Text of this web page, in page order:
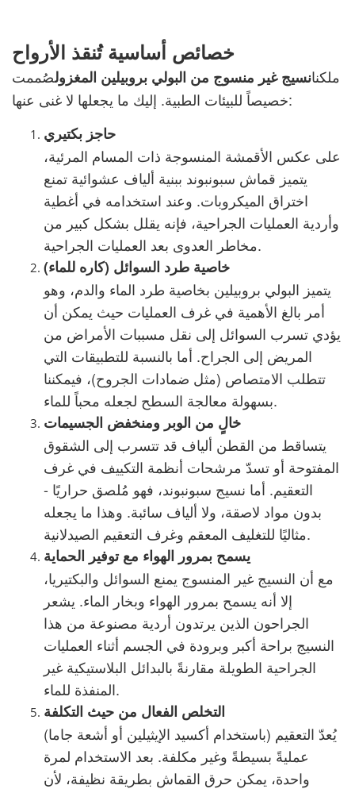
خصائص أساسية تُنقذ الأرواح
ملكنانسيج غير منسوج من البولي بروبيلين المغزولصُممت
خصيصاً للبيئات الطبية. إليك ما يجعلها لا غنى عنها:
حاجز بكتيري
على عكس الأقمشة المنسوجة ذات المسام المرئية،
يتميز قماش سبونبوند ببنية ألياف عشوائية تمنع
اختراق الميكروبات. وعند استخدامه في أغطية
وأردية العمليات الجراحية، فإنه يقلل بشكل كبير من
مخاطر العدوى بعد العمليات الجراحية.
خاصية طرد السوائل (كاره للماء)
يتميز البولي بروبيلين بخاصية طرد الماء والدم، وهو
أمر بالغ الأهمية في غرف العمليات حيث يمكن أن
يؤدي تسرب السوائل إلى نقل مسببات الأمراض من
المريض إلى الجراح. أما بالنسبة للتطبيقات التي
تتطلب الامتصاص (مثل ضمادات الجروح)، فيمكننا
بسهولة معالجة السطح لجعله محباً للماء.
خالٍ من الوبر ومنخفض الجسيمات
يتساقط من القطن ألياف قد تتسرب إلى الشقوق
المفتوحة أو تسدّ مرشحات أنظمة التكييف في غرف
التعقيم. أما نسيج سبونبوند، فهو مُلصق حراريًا -
بدون مواد لاصقة، ولا ألياف سائبة. وهذا ما يجعله
مثاليًا للتغليف المعقم وغرف التعقيم الصيدلانية.
يسمح بمرور الهواء مع توفير الحماية
مع أن النسيج غير المنسوج يمنع السوائل والبكتيريا،
إلا أنه يسمح بمرور الهواء وبخار الماء. يشعر
الجراحون الذين يرتدون أردية مصنوعة من هذا
النسيج براحة أكبر وبرودة في الجسم أثناء العمليات
الجراحية الطويلة مقارنةً بالبدائل البلاستيكية غير
المنفذة للماء.
التخلص الفعال من حيث التكلفة
يُعدّ التعقيم (باستخدام أكسيد الإيثيلين أو أشعة جاما)
عمليةً بسيطةً وغير مكلفة. بعد الاستخدام لمرة
واحدة، يمكن حرق القماش بطريقة نظيفة، لأن